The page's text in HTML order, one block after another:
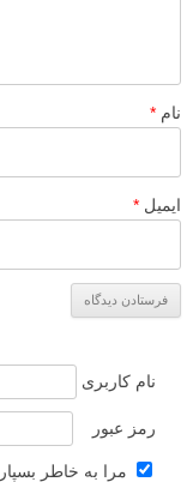
نام *
ایمیل *
نام کاربری
رمز عبور
مرا به خاطر بسپار